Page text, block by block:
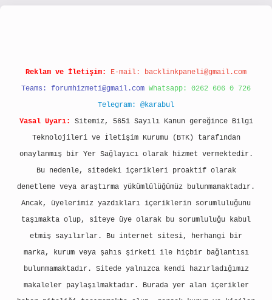
Reklam ve İletişim: E-mail: backlinkpaneli@gmail.com
Teams: forumhizmeti@gmail.com Whatsapp: 0262 606 0 726
Telegram: @karabul
Yasal Uyarı:
Sitemiz, 5651 Sayılı Kanun gereğince Bilgi
Teknolojileri ve İletişim Kurumu (BTK) tarafından
onaylanmış bir Yer Sağlayıcı olarak hizmet vermektedir.
Bu nedenle, sitedeki içerikleri proaktif olarak
denetleme veya araştırma yükümlülüğümüz bulunmamaktadır.
Ancak, üyelerimiz yazdıkları içeriklerin sorumluluğunu
taşımakta olup, siteye üye olarak bu sorumluluğu kabul
etmiş sayılırlar. Bu internet sitesi, herhangi bir
marka, kurum veya şahıs şirketi ile hiçbir bağlantısı
bulunmamaktadır. Sitede yalnızca kendi hazırladığımız
makaleler paylaşılmaktadır. Burada yer alan içerikler